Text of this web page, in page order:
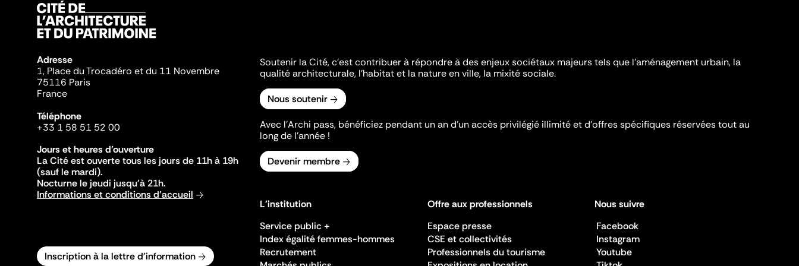
Adresse
1, Place du Trocadéro et du 11 Novembre
75116 Paris
France
Téléphone
+33 1 58 51 52 00
Jours et heures d'ouverture
La Cité est ouverte tous les jours de 11h à 19h
(sauf le mardi).
Nocturne le jeudi jusqu'à 21h.
Informations et conditions d'accueil
Inscription à la lettre d'information
Soutenir la Cité, c'est contribuer à répondre à des enjeux sociétaux majeurs tels que l'aménagement urbain, la
qualité architecturale, l'habitat et la nature en ville, la mixité sociale.
Nous soutenir
Avec l’Archi pass, bénéficiez pendant un an d’un accès privilégié illimité et d’offres spécifiques réservées tout au
long de l’année !
Devenir membre
L'institution
Service public +
Index égalité femmes-hommes
Recrutement
Offre aux professionnels
Espace presse
CSE et collectivités
Professionnels du tourisme
Nous suivre
Facebook
Instagram
Youtube